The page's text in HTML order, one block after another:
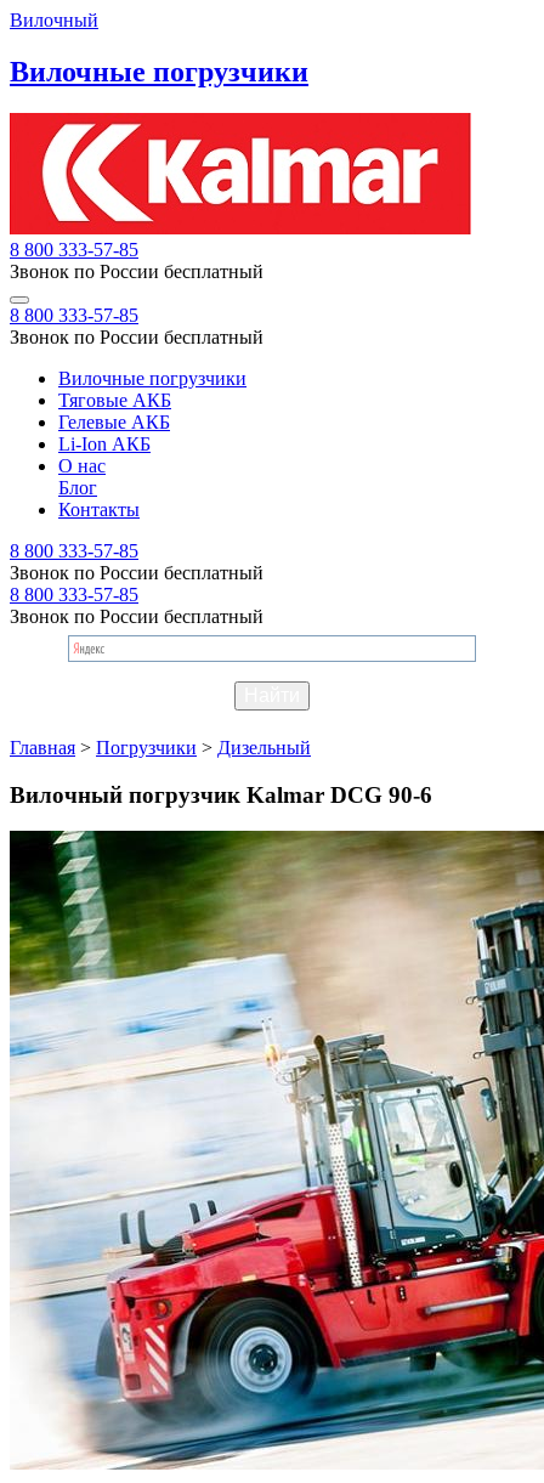
Вилочный
Вилочные погрузчики
8 800 333-57-85
Звонок по России бесплатный
8 800 333-57-85
Звонок по России бесплатный
Вилочные погрузчики
Тяговые АКБ
Гелевые АКБ
Li-Ion АКБ
О нас
Блог
Контакты
8 800 333-57-85
Звонок по России бесплатный
8 800 333-57-85
Звонок по России бесплатный
Главная > Погрузчики > Дизельный
Вилочный погрузчик Kalmar DCG 90-6